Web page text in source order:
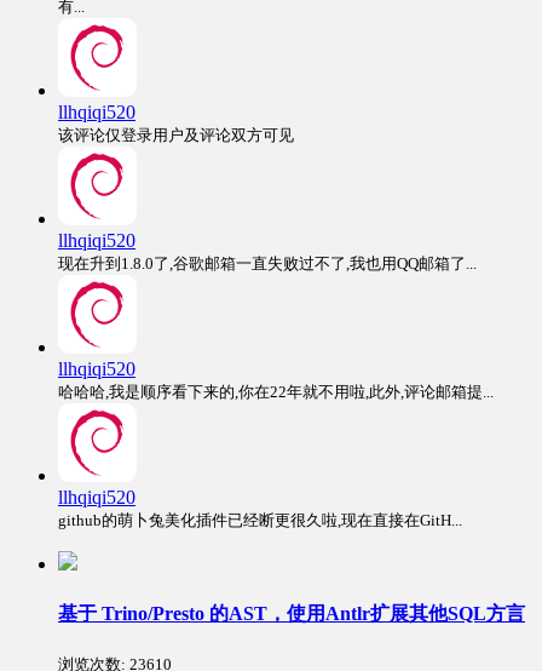
有...
llhqiqi520
该评论仅登录用户及评论双方可见
llhqiqi520
现在升到1.8.0了,谷歌邮箱一直失败过不了,我也用QQ邮箱了...
llhqiqi520
哈哈哈,我是顺序看下来的,你在22年就不用啦,此外,评论邮箱提...
llhqiqi520
github的萌卜兔美化插件已经断更很久啦,现在直接在GitH...
基于 Trino/Presto 的AST，使用Antlr扩展其他SQL方言
浏览次数: 23610